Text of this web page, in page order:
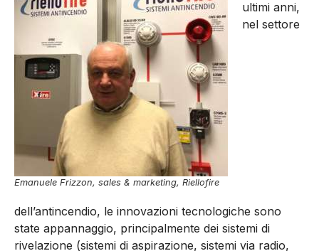
Emanuele Frizzon, sales & marketing, Riellofire
ultimi anni,
nel settore
dell’antincendio, le innovazioni tecnologiche sono
state appannaggio, principalmente dei sistemi di
rivelazione (sistemi di aspirazione, sistemi via radio,